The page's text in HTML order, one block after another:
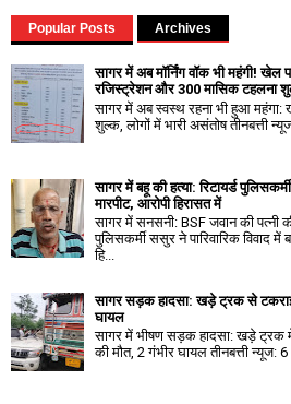
Popular Posts Archives
सागर में अब मॉर्निंग वॉक भी महंगी! खेल
रजिस्ट्रेशन और ₹300 मासिक टहलना
सागर में अब स्वस्थ रहना भी हुआ महंगा:
शुल्क, लोगों में भारी असंतोष तीनबत्ती
सागर में बहू की हत्या: रिटायर्ड
मारपीट, आरोपी हिरासत में
सागर में सनसनी: BSF जवान की पत्नी
पुलिसकर्मी ससुर ने पारिवारिक विवाद
हि...
सागर सड़क हादसा: खड़े ट्रक से
घायल
सागर में भीषण सड़क हादसा: खड़े ट्रक
की मौत, 2 गंभीर घायल तीनबत्ती